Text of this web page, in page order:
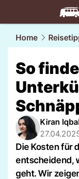
travel.
Home
So
Kiran
Die Kosten für
entscheidend,
geht. Wir